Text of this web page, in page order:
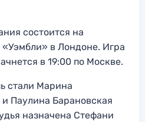
состоится на
в Лондоне. Игра
в 19:00 по Москве.
стали Марина
Паулина Барановская
назначена Стефани